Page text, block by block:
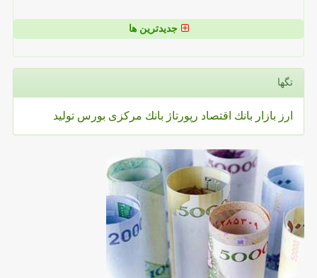
جدیدترین ها
تگها
ارز بازار بانك اقتصاد رپورتاژ بانك مركزی بورس تولید